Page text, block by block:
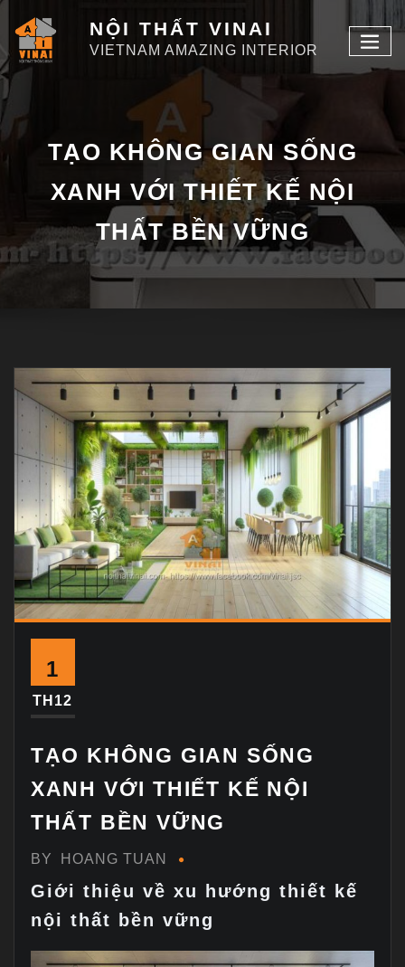
NỘI THẤT VINAI
VIETNAM AMAZING INTERIOR
TẠO KHÔNG GIAN SỐNG
XANH VỚI THIẾT KẾ NỘI
THẤT BỀN VỮNG
1
TH12
TẠO KHÔNG GIAN SỐNG
XANH VỚI THIẾT KẾ NỘI
THẤT BỀN VỮNG
BY HOANG TUAN
Giới thiệu về xu hướng thiết kế
nội thất bền vững